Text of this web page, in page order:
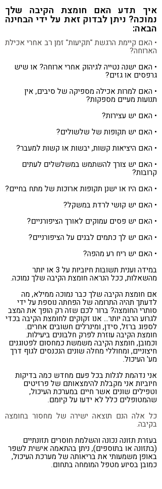
איך תדע האם חומצת הקיבה שלך
נמוכה? ניתן לבדוק זאת על ידי הבחינה
הבאה:
• האם קיימת הרגשת "תקיעות" זמן רב אחרי אכילת
הארוחה?
• האם ישנה נטייה לגיהוק אחרי ארוחה? או שיש
גרפסים או גזים?
• האם למרות אכילה מספיקה של סיבים, אין
תנועות מעיים מספקות?
• האם יש עצירות?
• האם יש תקופות של שלשולים?
• האם היציאות קשות, יבשות או קשות למעבר?
• האם יש צורך להשתמש במשלשלים לעתים
קרובות?
• האם היו או ישנן תקופות ארוכות של מתח בחיים?
• האם יש קושי לרדת במשקל?
• האם יש פסים עמוקים לאורך הציפורניים?
• האם יש לך כתמים לבנים על הציפורניים?
• האם יש ריח רע מהפה?
במידה וענית תשובות חיוביות על 3 או יותר
מהשאלות, ככל הנראה חומצת הקיבה שלך נמוכה.
אם חומצת הקיבה שלך כבר נמוכה ממילא, מה
לדעתך תהיה התרומה של הפחתה נוספת על ידי
סותרי החומצה? ברור לכם שזה רק הופך את המצב
לגרוע הרבה יותר… אנו זקוקים לחומצת הקיבה בכדי
לספוג ברזל, סידן, ומינרלים חשובים אחרים.
חומצת הקיבה עוזרת לפרק חלבונים ביעילות.
וכמובן, חומצת הקיבה משמשת כמחסום לפטוגנים
חיצוניים, ומחוללי מחלה שונים הנכנסים לגוף דרך
מע' העיכול.
אני נדהמת לגלות בכל פעם מחדש כמה בדיקות
חיוביות אני מקבלת להימצאותם של פרזיטים
וטפילים שונים אשר חיים במערכת העיכול,
שהמטופלים כלל לא ידעו על קיומם.
כל אלה הנם תוצאה ישירה של מחסור בחומצה
בקיבה.
בעזרת תזונה נכונה והשלמת חוסרים תזונתיים
(בתזונה או בתוספים), ניתן בהתאמה אישית לשפר
באופן משמעותי את בריאותה של מערכת העיכול,
כמובן בסיוע מטפל המומחה בתחום.